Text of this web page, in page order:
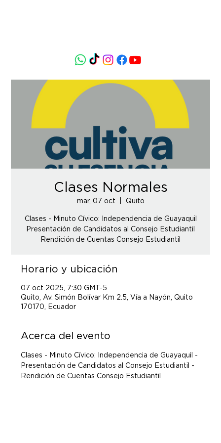
Clases Normales
mar, 07 oct Quito
Clases - Minuto Cívico: Independencia de Guayaquil
Presentación de Candidatos al Consejo Estudiantil
Rendición de Cuentas Consejo Estudiantil
Horario y ubicación
07 oct 2025, 7:30 GMT-5
Quito, Av. Simón Bolívar Km 2.5, Vía a Nayón, Quito
170170, Ecuador
Acerca del evento
Clases - Minuto Cívico: Independencia de Guayaquil -
Presentación de Candidatos al Consejo Estudiantil -
Rendición de Cuentas Consejo Estudiantil